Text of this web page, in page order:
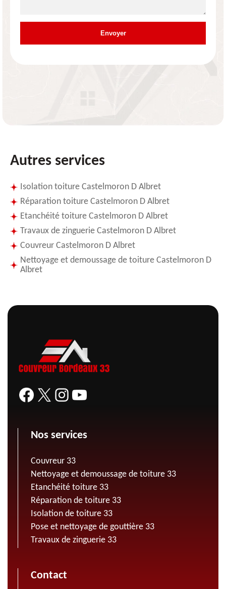
Autres services
Isolation toiture Castelmoron D Albret
Réparation toiture Castelmoron D Albret
Etanchéité toiture Castelmoron D Albret
Travaux de zinguerie Castelmoron D Albret
Couvreur Castelmoron D Albret
Nettoyage et demoussage de toiture Castelmoron D
Albret
Nos services
Couvreur 33
Nettoyage et demoussage de toiture 33
Etanchéité toiture 33
Réparation de toiture 33
Isolation de toiture 33
Pose et nettoyage de gouttière 33
Travaux de zinguerie 33
Contact